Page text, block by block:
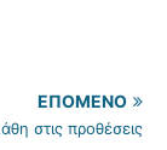
ΕΠΌΜΕΝΟ
στις προθέσεις